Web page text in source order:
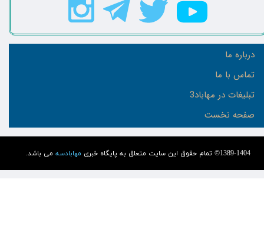
1389-1404© تمام حقوق این سایت متعلق به پایگاه خبری مهابادسه می باشد.
درباره ما
تماس با ما
تبلیغات در مهاباد3
صفحه نخست